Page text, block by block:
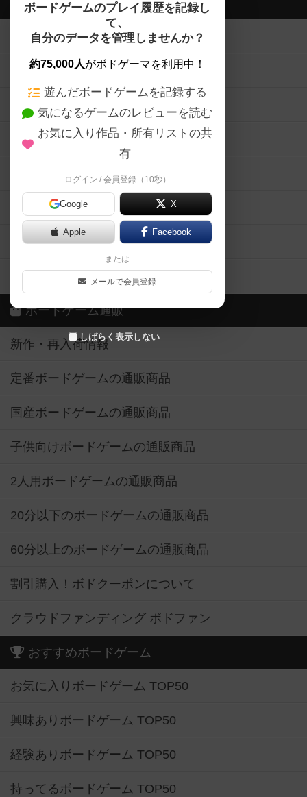
ボードゲームのプレイ履歴を記録し
て、
自分のデータを管理しませんか？
約75,000人がボドゲーマを利用中！
遊んだボードゲームを記録する
気になるゲームのレビューを読む
お気に入り作品・所有リストの共
有
ログイン / 会員登録（10秒）
Google X
Apple Facebook
または
メールで会員登録
しばらく表示しない
ボドゲーマTOP
ボードゲームを検索する
ボードゲームの新着レビュー
ボードゲーム会情報
メカニクス特集
掲示板・トピックス
ボドとも・会員一覧
ボードゲーム業界コラム
ボドゲーマご利用案内
ボードゲーム通販
新作・再入荷情報
定番ボードゲームの通販商品
国産ボードゲームの通販商品
子供向けボードゲームの通販商品
2人用ボードゲームの通販商品
20分以下のボードゲームの通販商品
60分以上のボードゲームの通販商品
割引購入！ボドクーポンについて
クラウドファンディング ボドファン
おすすめボードゲーム
お気に入りボードゲーム TOP50
興味ありボードゲーム TOP50
経験ありボードゲーム TOP50
持ってるボードゲーム TOP50